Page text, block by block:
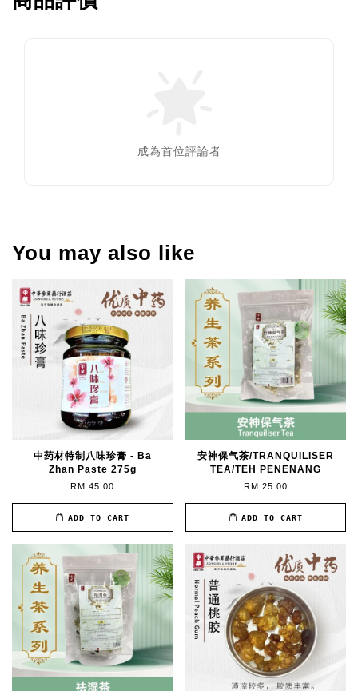
成為首位評論者
You may also like
中药材特制八味珍膏 - Ba
Zhan Paste 275g
RM 45.00
ADD TO CART
安神保气茶/TRANQUILISER
TEA/TEH PENENANG
RM 25.00
ADD TO CART